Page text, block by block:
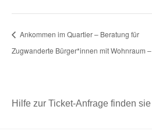
Ankommen im Quartier – Beratung für
Zugwanderte Bürger*innen mit Wohnraum –
Hilfe zur Ticket-Anfrage finden sie